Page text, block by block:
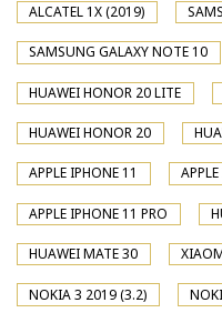
ALCATEL 1X (2019)
SAMSUNG GALAXY NOTE 10
HUAWEI HONOR 20 LITE
HUAWEI HONOR 20
APPLE IPHONE 11
APPLE IPHONE 11 PRO
HUAWEI MATE 30
NOKIA 3 2019 (3.2)